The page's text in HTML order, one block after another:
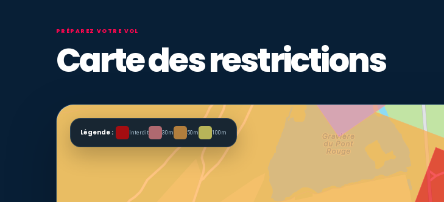
PRÉPAREZ VOTRE VOL
Carte des restrictions
Légende : Interdit 30m 50m 100m